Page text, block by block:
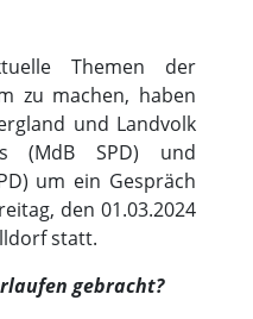
Themen der
zu machen, haben
und Landvolk
(MdB SPD) und
um ein Gespräch
den 01.03.2024
statt.
gebracht?